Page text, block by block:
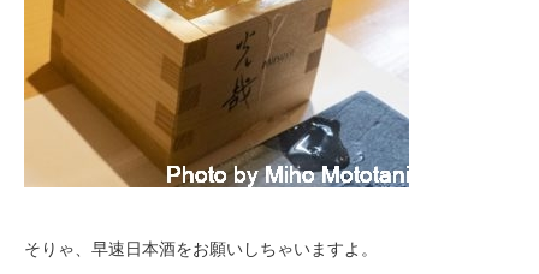
そりゃ、早速日本酒をお願いしちゃいますよ。